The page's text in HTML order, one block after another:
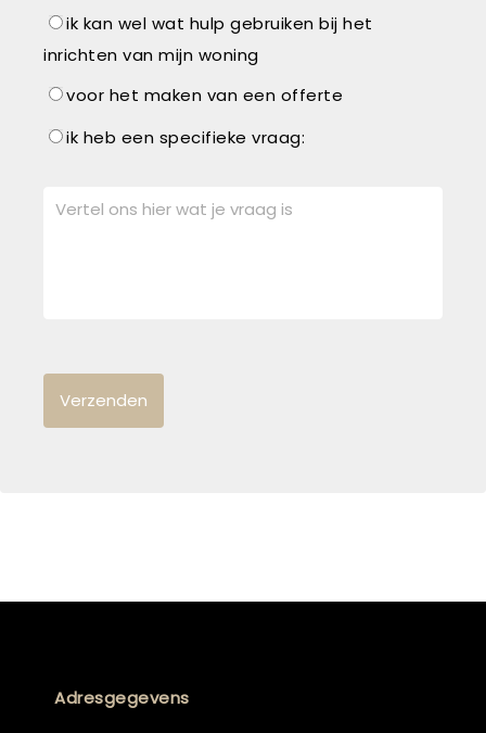
ik kan wel wat hulp gebruiken bij het
inrichten van mijn woning
voor het maken van een offerte
ik heb een specifieke vraag:
Adresgegevens